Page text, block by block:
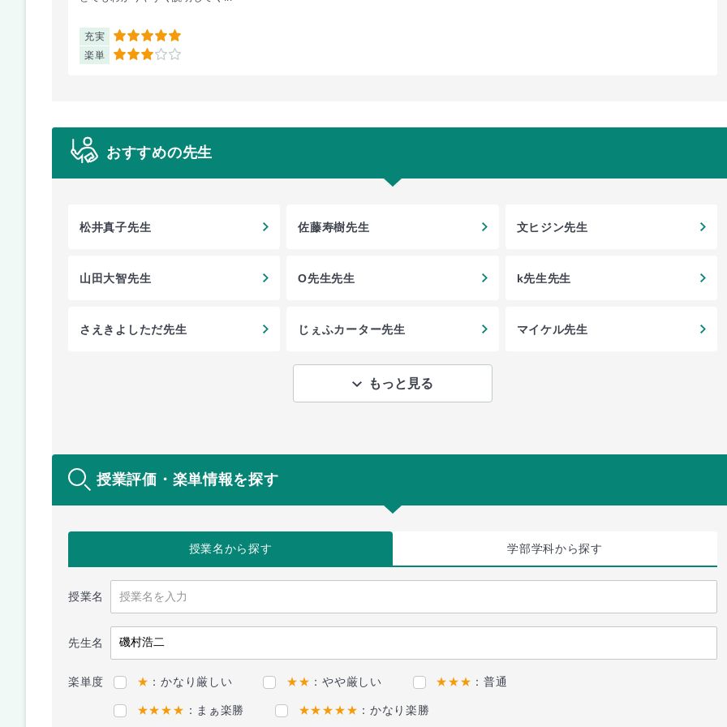
充実 5
楽単 3
おすすめの先生
松井真子先生 佐藤寿樹先生 文ヒジン先生
山田大智先生 O先生先生 k先生先生
さえきよしただ先生 じぇふカーター先生 マイケル先生
もっと見る
授業評価・楽単情報を探す
授業名から探す 学部学科から探す
授業名
先生名
楽単度 ★ ：かなり厳しい ★★ ：やや厳しい ★★★ ：普通
★★★★ ：まぁ楽勝 ★★★★★ ：かなり楽勝